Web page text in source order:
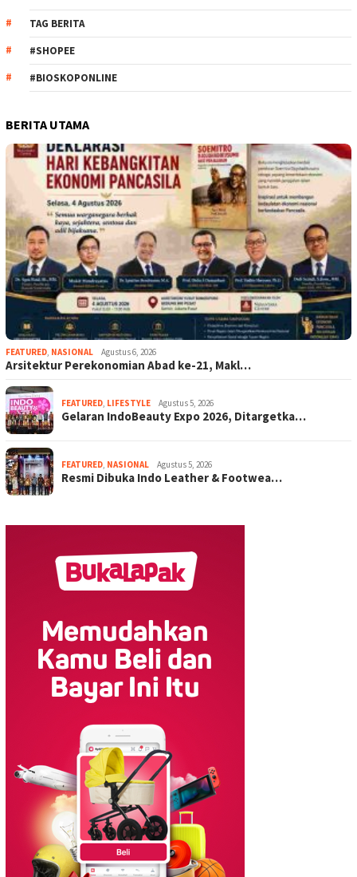
TAG BERITA
#SHOPEE
#BIOSKOPONLINE
BERITA UTAMA
FEATURED NASIONAL Agustus 6, 2026
Arsitektur Perekonomian Abad ke-21, Makl…
FEATURED LIFESTYLE Agustus 5, 2026
Gelaran IndoBeauty Expo 2026, Ditargetka…
FEATURED NASIONAL Agustus 5, 2026
Resmi Dibuka Indo Leather & Footwea…